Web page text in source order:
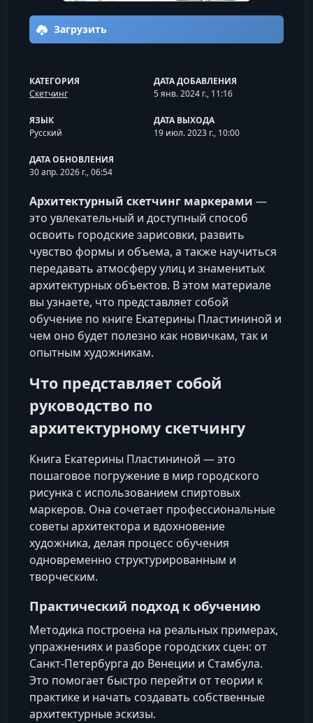
Загрузить
КАТЕГОРИЯ
Скетчинг
ДАТА ДОБАВЛЕНИЯ
5 янв. 2024 г., 11:16
ЯЗЫК
Русский
ДАТА ВЫХОДА
19 июл. 2023 г., 10:00
ДАТА ОБНОВЛЕНИЯ
30 апр. 2026 г., 06:54
Архитектурный скетчинг маркерами —
это увлекательный и доступный способ
освоить городские зарисовки, развить
чувство формы и объема, а также научиться
передавать атмосферу улиц и знаменитых
архитектурных объектов. В этом материале
вы узнаете, что представляет собой
обучение по книге Екатерины Пластининой и
чем оно будет полезно как новичкам, так и
опытным художникам.
Что представляет собой
руководство по
архитектурному скетчингу
Книга Екатерины Пластининой — это
пошаговое погружение в мир городского
рисунка с использованием спиртовых
маркеров. Она сочетает профессиональные
советы архитектора и вдохновение
художника, делая процесс обучения
одновременно структурированным и
творческим.
Практический подход к обучению
Методика построена на реальных примерах,
упражнениях и разборе городских сцен: от
Санкт-Петербурга до Венеции и Стамбула.
Это помогает быстро перейти от теории к
практике и начать создавать собственные
архитектурные эскизы.